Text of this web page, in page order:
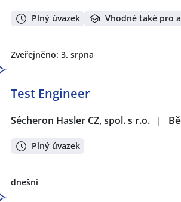
Plný úvazek Vhodné také pro
Zveřejněno: 3. srpna
Test Engineer
Sécheron Hasler CZ, spol. s r.o. |
Plný úvazek
dnešní